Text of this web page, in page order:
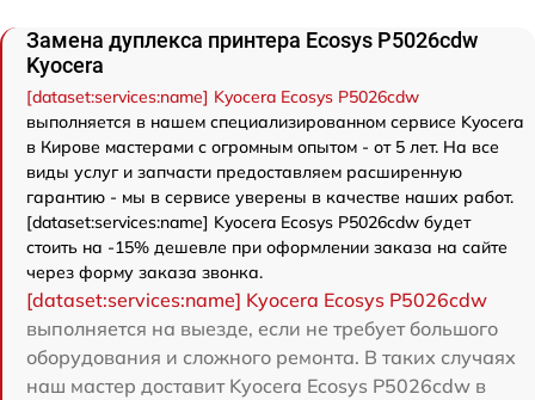
Замена дуплекса принтера Ecosys P5026cdw
Kyocera
[dataset:services:name] Kyocera Ecosys P5026cdw
выполняется в нашем специализированном сервисе Kyocera
в Кирове мастерами с огромным опытом - от 5 лет. На все
виды услуг и запчасти предоставляем расширенную
гарантию - мы в сервисе уверены в качестве наших работ.
[dataset:services:name] Kyocera Ecosys P5026cdw будет
стоить на -15% дешевле при оформлении заказа на сайте
через форму заказа звонка.
[dataset:services:name] Kyocera Ecosys P5026cdw
выполняется на выезде, если не требует большого
оборудования и сложного ремонта. В таких случаях
наш мастер доставит Kyocera Ecosys P5026cdw в